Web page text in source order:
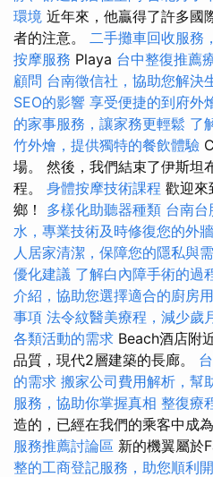
環境 近年來，他贏得了許多國
者的注意。 二手攤車回收服務
按摩服務 Playa 台中整復推薦
顧問 台南徵信社，協助您解決
SEO的影響 享受便捷的到府外
的家事服務，讓家務更輕鬆 了
竹外燴，提供獨特的餐飲體驗
場。 然後，我們結束了伊斯坦
程。 身體按摩技術課程 歡迎來
鄉！ 多樣化助聽器種類 台南台
水，專業技術及時修復您的外
人居家清潔，保障您的隱私與
優化建議 了解白內障手術的過
介紹，協助您選擇適合的廚房
事項 法令紋醫美療程，減少歲
各類活動的需求 Beach酒店附
品質，現代2層建築的長廊。
的需求 搬家公司費用解析，幫
服務，協助你掌握真相 整復療
造的，已經在我們的乘客中成
服務推薦討論區 新的機翼屬於
整的工商登記服務，助您順利